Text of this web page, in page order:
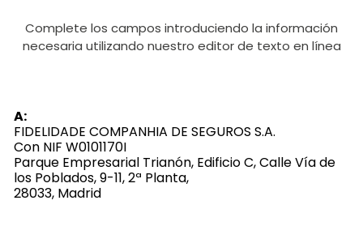
Complete los campos introduciendo la información
necesaria utilizando nuestro editor de texto en línea
A:
FIDELIDADE COMPANHIA DE SEGUROS S.A.
Con NIF W0101170I
Parque Empresarial Trianón, Edificio C, Calle Vía de
los Poblados, 9-11, 2ª Planta,
28033, Madrid